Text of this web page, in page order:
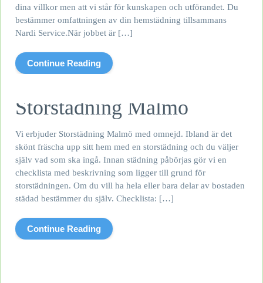
dina villkor men att vi står för kunskapen och utförandet. Du
bestämmer omfattningen av din hemstädning tillsammans
Nardi Service.När jobbet är […]
Continue Reading
Storstädning Malmö
Vi erbjuder Storstädning Malmö med omnejd. Ibland är det
skönt fräscha upp sitt hem med en storstädning och du väljer
själv vad som ska ingå. Innan städning påbörjas gör vi en
checklista med beskrivning som ligger till grund för
storstädningen. Om du vill ha hela eller bara delar av bostaden
städad bestämmer du själv. Checklista: […]
Continue Reading